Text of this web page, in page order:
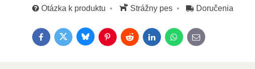
Otázka k produktu Strážny pes Doručenia
FacebookTwitterBlueskyPinterestRedditLinkedInWhatsApp
E-mail